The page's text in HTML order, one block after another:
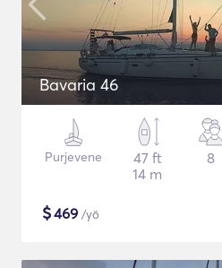
Bavaria 46
Purjevene
47 ft
14 m
8
$469 /yö